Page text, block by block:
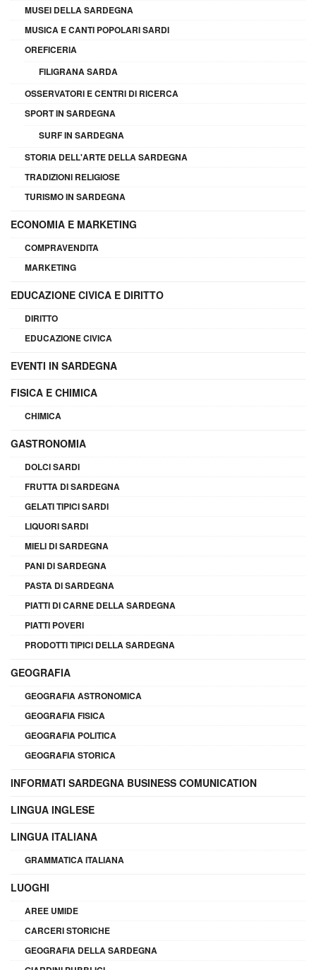
MUSEI DELLA SARDEGNA
MUSICA E CANTI POPOLARI SARDI
OREFICERIA
FILIGRANA SARDA
OSSERVATORI E CENTRI DI RICERCA
SPORT IN SARDEGNA
SURF IN SARDEGNA
STORIA DELL'ARTE DELLA SARDEGNA
TRADIZIONI RELIGIOSE
TURISMO IN SARDEGNA
ECONOMIA E MARKETING
COMPRAVENDITA
MARKETING
EDUCAZIONE CIVICA E DIRITTO
DIRITTO
EDUCAZIONE CIVICA
EVENTI IN SARDEGNA
FISICA E CHIMICA
CHIMICA
GASTRONOMIA
DOLCI SARDI
FRUTTA DI SARDEGNA
GELATI TIPICI SARDI
LIQUORI SARDI
MIELI DI SARDEGNA
PANI DI SARDEGNA
PASTA DI SARDEGNA
PIATTI DI CARNE DELLA SARDEGNA
PIATTI POVERI
PRODOTTI TIPICI DELLA SARDEGNA
GEOGRAFIA
GEOGRAFIA ASTRONOMICA
GEOGRAFIA FISICA
GEOGRAFIA POLITICA
GEOGRAFIA STORICA
INFORMATI SARDEGNA BUSINESS COMUNICATION
LINGUA INGLESE
LINGUA ITALIANA
GRAMMATICA ITALIANA
LUOGHI
AREE UMIDE
CARCERI STORICHE
GEOGRAFIA DELLA SARDEGNA